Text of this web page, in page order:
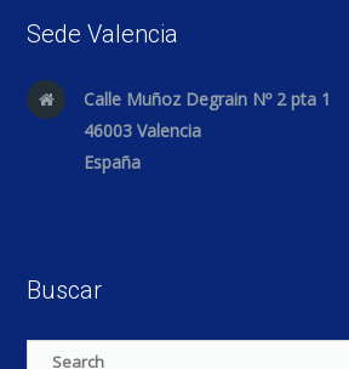
Sede Valencia
Calle Muñoz Degrain Nº 2 pta 1
46003 Valencia
España
Buscar